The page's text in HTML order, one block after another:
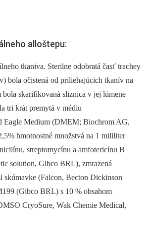
alloštepu:
tkaniva. Sterilne odobratá časť trachey
bola očistená od priliehajúcich tkanív na
bola skarifikovaná sliznica v jej lúmene
tri krát premytá v médiu
Eagle Medium (DMEM; Biochrom AG,
hmotnostné množstvá na 1 mililiter
streptomycínu a amfotericínu B
solution, Gibco BRL), zmrazená
skúmavke (Falcon, Becton Dickinson
(Gibco BRL) s 10 % obsahom
CryoSure, Wak Chemie Medical,